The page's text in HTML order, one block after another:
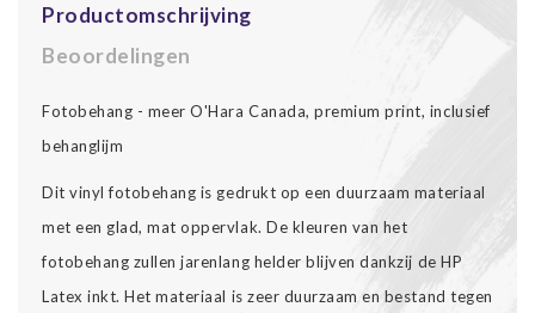
Productomschrijving
Beoordelingen
Fotobehang - meer O'Hara Canada, premium print, inclusief
behanglijm
Dit vinyl fotobehang is gedrukt op een duurzaam materiaal
met een glad, mat oppervlak. De kleuren van het
fotobehang zullen jarenlang helder blijven dankzij de HP
Latex inkt. Het materiaal is zeer duurzaam en bestand tegen